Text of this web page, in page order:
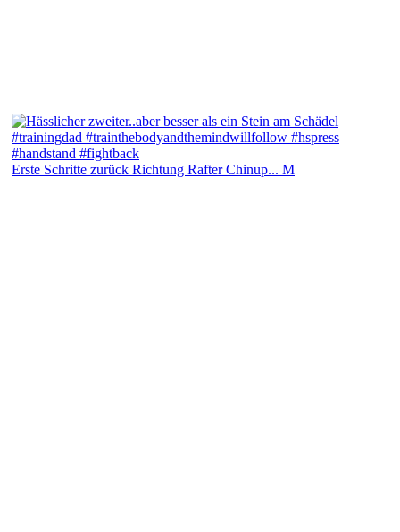
Erste Schritte zurück Richtung Rafter Chinup... M